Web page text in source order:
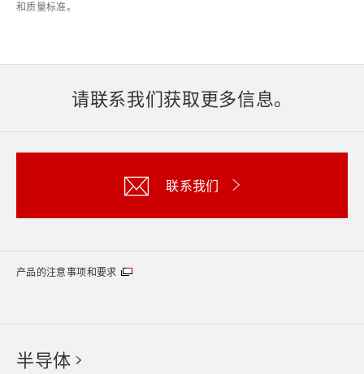
和质量标准。
请联系我们获取更多信息。
联系我们
产品的注意事项和要求
半导体